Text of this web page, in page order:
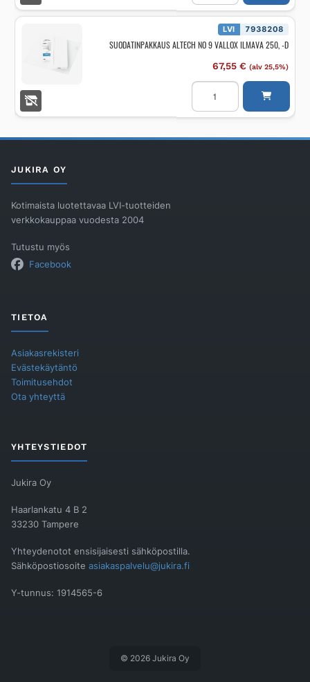
8
VALLOX
ILMAVA
määrä
LVI 7938208
SUODATINPAKKAUS ALTECH NO 9 VALLOX ILMAVA 250, -D
67,55 € (alv 25,5%)
SUODATINPAKKAUS
ALTECH
9
250,
JUKIRA OY
Kotimaista luotettavaa LVI-tuotteiden
verkkokauppaa vuodesta 2004
Tutustu myös
Facebook
TIETOA
Asiakasrekisteri
Evästekäytäntö
Toimitusehdot
Ota yhteyttä
YHTEYSTIEDOT
Jukira Oy
Haarlankatu 4 B 2
33230 Tampere
Yhteydenotot ensisijaisesti sähköpostilla.
Sähköpostiosoite asiakaspalvelu@jukira.fi
Y-tunnus: 1914565-6
© 2026 Jukira Oy